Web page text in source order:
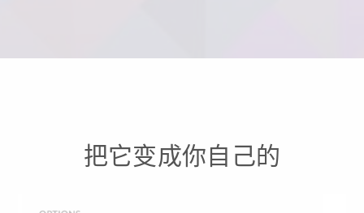
把它变成你自己的